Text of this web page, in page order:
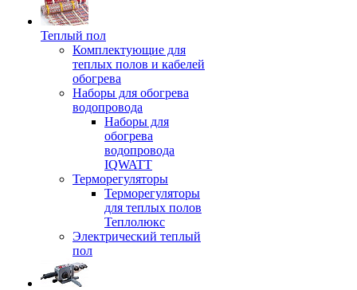
Теплый пол
Комплектующие для
теплых полов и кабелей
обогрева
Наборы для обогрева
водопровода
Наборы для
обогрева
водопровода
IQWATT
Терморегуляторы
Терморегуляторы
для теплых полов
Теплолюкс
Электрический теплый
пол